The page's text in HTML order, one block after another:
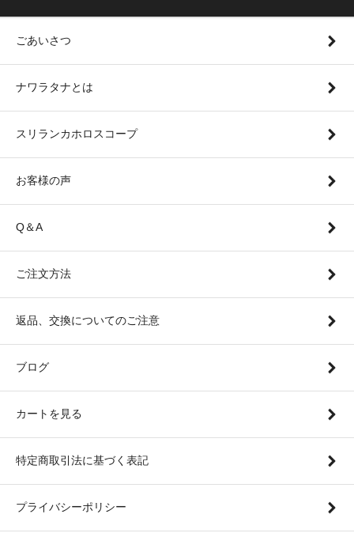
ごあいさつ
ナワラタナとは
スリランカホロスコープ
お客様の声
Q＆A
ご注文方法
返品、交換についてのご注意
ブログ
カートを見る
特定商取引法に基づく表記
プライバシーポリシー